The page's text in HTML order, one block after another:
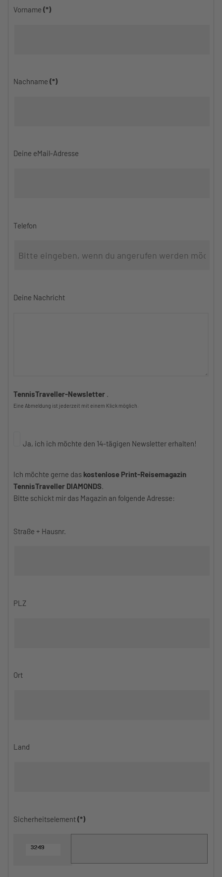
Vorname (*)
Nachname (*)
Deine eMail-Adresse
Telefon
Deine Nachricht
TennisTraveller-Newsletter
Eine Abmeldung ist jederzeit mit einem Klick möglich.
Ja, ich ich möchte den 14-tägigen Newsletter erhalten!
Ich möchte gerne das kostenlose Print-Reisemagazin
TennisTraveller DIAMONDS.
Bitte schickt mir das Magazin an folgende Adresse:
Straße + Hausnr.
PLZ
Ort
Land
Sicherheitselement(*)